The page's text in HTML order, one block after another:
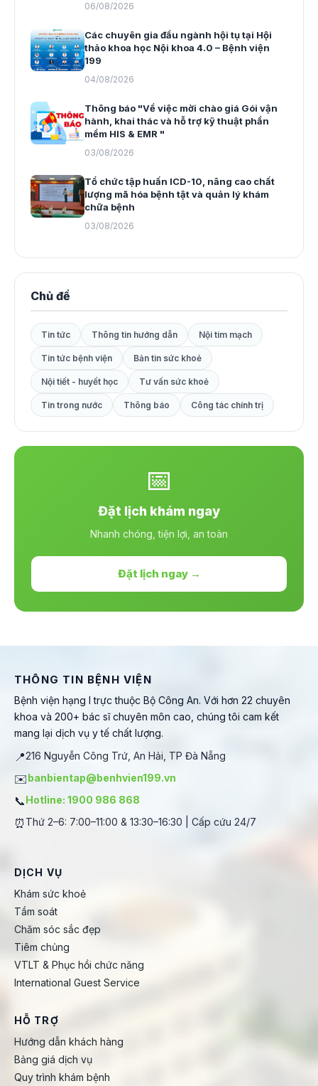
06/08/2026
Các chuyên gia đầu ngành hội tụ tại Hội
thảo khoa học Nội khoa 4.0 – Bệnh viện
199
04/08/2026
Thông báo "Về việc mời chào giá Gói vận
hành, khai thác và hỗ trợ kỹ thuật phần
mềm HIS & EMR "
03/08/2026
Tổ chức tập huấn ICD-10, nâng cao chất
lượng mã hóa bệnh tật và quản lý khám
chữa bệnh
03/08/2026
Chủ đề
Tin tức Thông tin hướng dẫn Nội tim mạch
Tin tức bệnh viện Bản tin sức khoẻ
Nội tiết - huyết học Tư vấn sức khoẻ
Tin trong nước Thông báo Công tác chính trị
📅
Đặt lịch khám ngay
Nhanh chóng, tiện lợi, an toàn
Đặt lịch ngay →
THÔNG TIN BỆNH VIỆN
Bệnh viện hạng I trực thuộc Bộ Công An. Với hơn 22 chuyên
khoa và 200+ bác sĩ chuyên môn cao, chúng tôi cam kết
mang lại dịch vụ y tế chất lượng.
📍216 Nguyễn Công Trứ, An Hải, TP Đà Nẵng
✉️banbientap@benhvien199.vn
📞Hotline: 1900 986 868
⏰ Thứ 2–6: 7:00–11:00 & 13:30–16:30 | Cấp cứu 24/7
DỊCH VỤ
Khám sức khoẻ
Tầm soát
Chăm sóc sắc đẹp
Tiêm chủng
VTLT & Phục hồi chức năng
International Guest Service
HỖ TRỢ
Hướng dẫn khách hàng
Bảng giá dịch vụ
Quy trình khám bệnh